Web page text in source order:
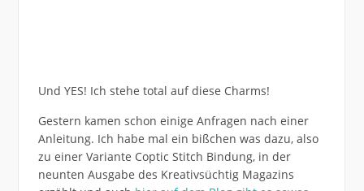
Und YES! Ich stehe total auf diese Charms!
Gestern kamen schon einige Anfragen nach einer
Anleitung. Ich habe mal ein bißchen was dazu, also
zu einer Variante Coptic Stitch Bindung, in der
neunten Ausgabe des Kreativsüchtig Magazins